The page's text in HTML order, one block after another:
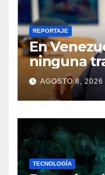
REPORTAJE
En
ninguna
ocupación
AGOSTO 8, 2026
TECNOLOGÍA